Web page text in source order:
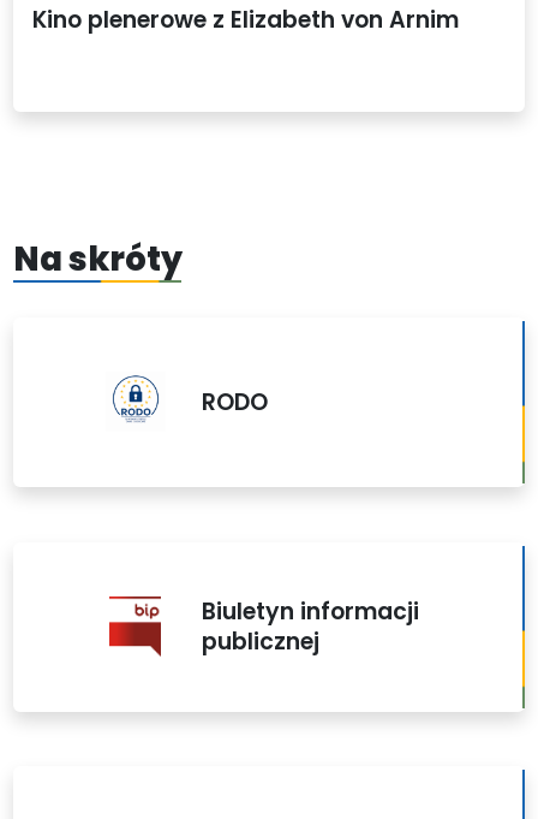
Kino plenerowe z Elizabeth von Arnim
Na skróty
RODO
Biuletyn informacji
publicznej